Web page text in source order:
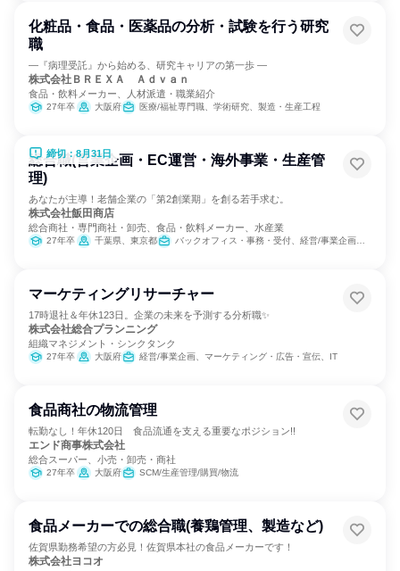
化粧品・食品・医薬品の分析・試験を行う研究
職
―『病理受託』から始める、研究キャリアの第一歩 ―
株式会社ＢＲＥＸＡ Ａｄｖａｎ
食品・飲料メーカー、人材派遣・職業紹介
27年卒 大阪府 医療/福祉専門職、学術研究、製造・生産工程
締切：8月31日
総合職(営業企画・EC運営・海外事業・生産管
理)
あなたが主導！老舗企業の「第2創業期」を創る若手求む。
株式会社飯田商店
総合商社・専門商社・卸売、食品・飲料メーカー、水産業
27年卒 千葉県、東京都 バックオフィス・事務・受付、経営/事業企画、SCM/生産管理/購買/物流、広報/IR、営業、マーケティング・広告・宣伝
マーケティングリサーチャー
17時退社＆年休123日。企業の未来を予測する分析職✨
株式会社総合プランニング
組織マネジメント・シンクタンク
27年卒 大阪府 経営/事業企画、マーケティング・広告・宣伝、IT
食品商社の物流管理
転勤なし！年休120日 食品流通を支える重要なポジション!!
エンド商事株式会社
総合スーパー、小売・卸売・商社
27年卒 大阪府 SCM/生産管理/購買/物流
食品メーカーでの総合職(養鶏管理、製造など)
佐賀県勤務希望の方必見！佐賀県本社の食品メーカーです！
株式会社ヨコオ